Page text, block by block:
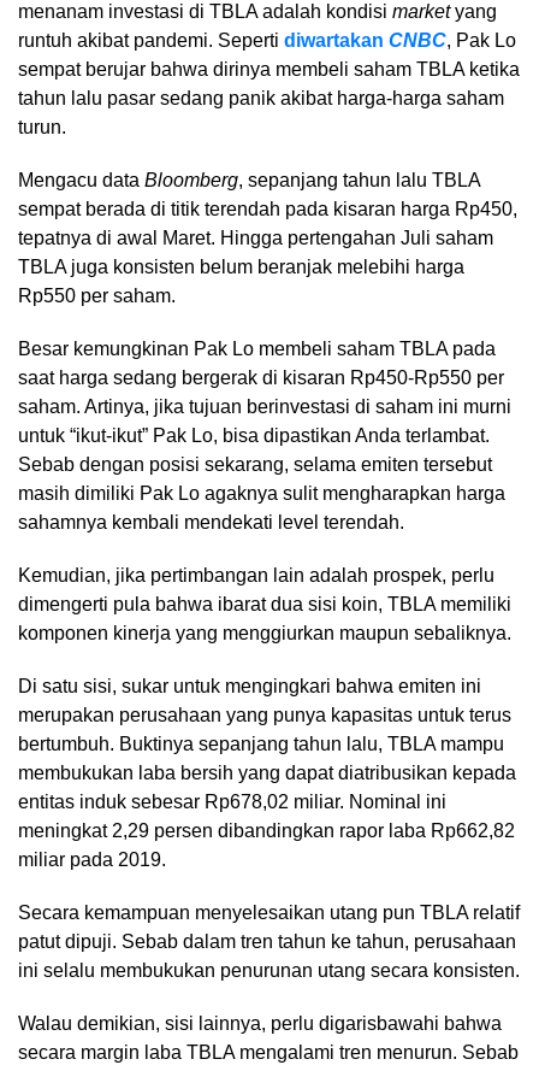
menanam investasi di TBLA adalah kondisi marketyang
runtuh akibat pandemi. Seperti diwartakan CNBC, Pak Lo
sempat berujar bahwa dirinya membeli saham TBLA ketika
tahun lalu pasar sedang panik akibat harga-harga saham
turun.
Mengacu data Bloomberg, sepanjang tahun lalu TBLA
sempat berada di titik terendah pada kisaran harga Rp450,
tepatnya di awal Maret. Hingga pertengahan Juli saham
TBLA juga konsisten belum beranjak melebihi harga
Rp550 per saham.
Besar kemungkinan Pak Lo membeli saham TBLA pada
saat harga sedang bergerak di kisaran Rp450-Rp550 per
saham. Artinya, jika tujuan berinvestasi di saham ini murni
untuk “ikut-ikut” Pak Lo, bisa dipastikan Anda terlambat.
Sebab dengan posisi sekarang, selama emiten tersebut
masih dimiliki Pak Lo agaknya sulit mengharapkan harga
sahamnya kembali mendekati level terendah.
Kemudian, jika pertimbangan lain adalah prospek, perlu
dimengerti pula bahwa ibarat dua sisi koin, TBLA memiliki
komponen kinerja yang menggiurkan maupun sebaliknya.
Di satu sisi, sukar untuk mengingkari bahwa emiten ini
merupakan perusahaan yang punya kapasitas untuk terus
bertumbuh. Buktinya sepanjang tahun lalu, TBLA mampu
membukukan laba bersih yang dapat diatribusikan kepada
entitas induk sebesar Rp678,02 miliar. Nominal ini
meningkat 2,29 persen dibandingkan rapor laba Rp662,82
miliar pada 2019.
Secara kemampuan menyelesaikan utang pun TBLA relatif
patut dipuji. Sebab dalam tren tahun ke tahun, perusahaan
ini selalu membukukan penurunan utang secara konsisten.
Walau demikian, sisi lainnya, perlu digarisbawahi bahwa
secara margin laba TBLA mengalami tren menurun. Sebab